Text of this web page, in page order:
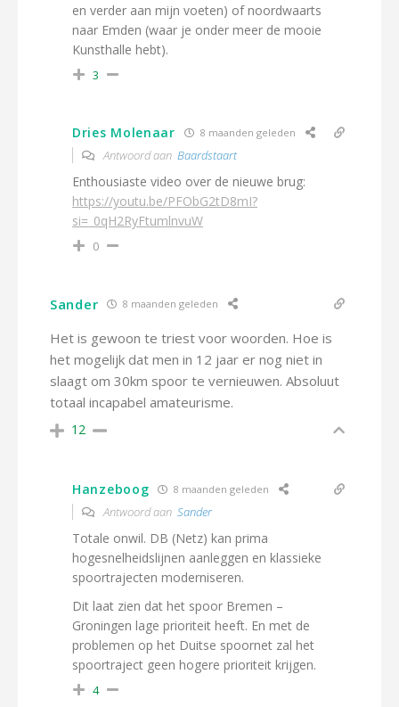
en verder aan mijn voeten) of noordwaarts
naar Emden (waar je onder meer de mooie
Kunsthalle hebt).
3
Dries Molenaar 8 maanden geleden
Antwoord aan Baardstaart
Enthousiaste video over de nieuwe brug:
https://youtu.be/PFObG2tD8mI?
si=_0qH2RyFtumlnvuW
0
Sander 8 maanden geleden
Het is gewoon te triest voor woorden. Hoe is
het mogelijk dat men in 12 jaar er nog niet in
slaagt om 30km spoor te vernieuwen. Absoluut
totaal incapabel amateurisme.
12
Hanzeboog 8 maanden geleden
Antwoord aan Sander
Totale onwil. DB (Netz) kan prima
hogesnelheidslijnen aanleggen en klassieke
spoortrajecten moderniseren.
Dit laat zien dat het spoor Bremen –
Groningen lage prioriteit heeft. En met de
problemen op het Duitse spoornet zal het
spoortraject geen hogere prioriteit krijgen.
4